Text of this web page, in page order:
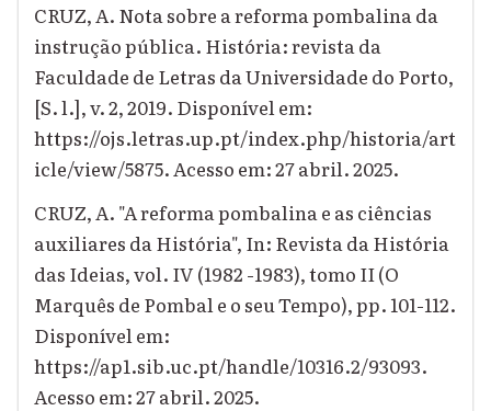
CRUZ, A. Nota sobre a reforma pombalina da
instrução pública. História: revista da
Faculdade de Letras da Universidade do Porto,
[S. l.], v. 2, 2019. Disponível em:
https://ojs.letras.up.pt/index.php/historia/art
icle/view/5875. Acesso em: 27 abril. 2025.
CRUZ, A. "A reforma pombalina e as ciências
auxiliares da História", In: Revista da História
das Ideias, vol. IV (1982 -1983), tomo II (O
Marquês de Pombal e o seu Tempo), pp. 101-112.
Disponível em:
https://ap1.sib.uc.pt/handle/10316.2/93093.
Acesso em: 27 abril. 2025.